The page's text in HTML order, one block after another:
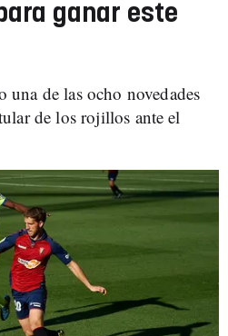
ganar este
de las ocho novedades
de los rojillos ante el